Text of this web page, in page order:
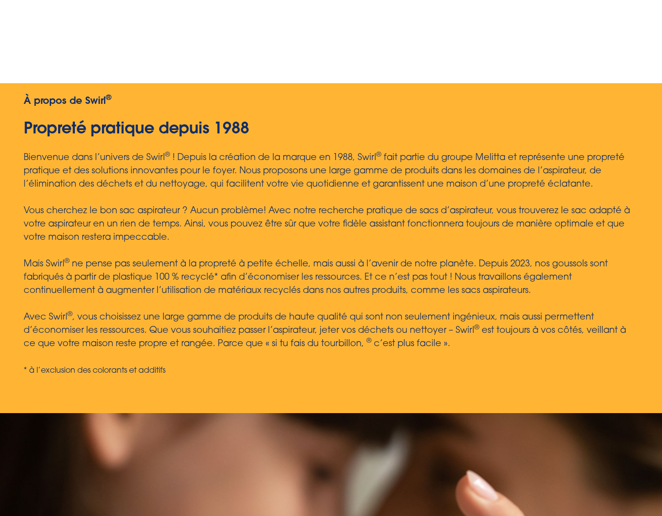
À propos de Swirl ®
Propreté pratique depuis 1988
Bienvenue dans l’univers de Swirl® ! Depuis la création de la marque en 1988, Swirl® fait partie du groupe Melitta et représente une propreté
pratique et des solutions innovantes pour le foyer. Nous proposons une large gamme de produits dans les domaines de l’aspirateur, de
l’élimination des déchets et du nettoyage, qui facilitent votre vie quotidienne et garantissent une maison d’une propreté éclatante.
Vous cherchez le bon sac aspirateur ? Aucun problème! Avec notre recherche pratique de sacs d’aspirateur, vous trouverez le sac adapté à
votre aspirateur en un rien de temps. Ainsi, vous pouvez être sûr que votre fidèle assistant fonctionnera toujours de manière optimale et que
votre maison restera impeccable.
Mais Swirl® ne pense pas seulement à la propreté à petite échelle, mais aussi à l’avenir de notre planète. Depuis 2023, nos goussols sont
fabriqués à partir de plastique 100 % recyclé* afin d’économiser les ressources. Et ce n’est pas tout ! Nous travaillons également
continuellement à augmenter l’utilisation de matériaux recyclés dans nos autres produits, comme les sacs aspirateurs.
Avec Swirl®, vous choisissez une large gamme de produits de haute qualité qui sont non seulement ingénieux, mais aussi permettent
d’économiser les ressources. Que vous souhaitiez passer l’aspirateur, jeter vos déchets ou nettoyer – Swirl® est toujours à vos côtés, veillant à
ce que votre maison reste propre et rangée. Parce que « si tu fais du tourbillon, ® c’est plus facile ».
* à l’exclusion des colorants et additifs